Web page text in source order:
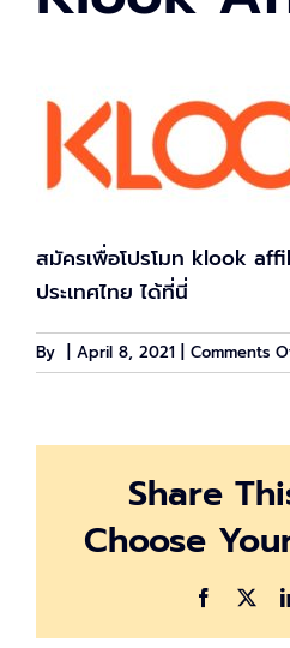
สมัครเพื่อโปรโมท klook
ประเทศไทย ได้ที่นี่
By April 8, 2021 Comments
Share
Choose
Facebook